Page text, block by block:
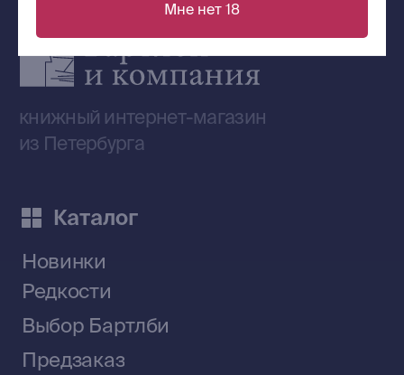
Мне нет 18
Договор оферты
Приобрести книги на Ozon
Наши книги на «Авито»